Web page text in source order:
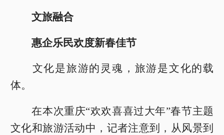
文旅融合
惠企乐民欢度新春佳节
文化是旅游的灵魂，旅游是文化的载
体。
在本次重庆“欢欢喜喜过大年”春节主题
文化和旅游活动中，记者注意到，从风景到